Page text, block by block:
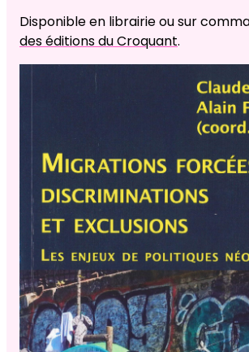
Disponible en librairie ou sur
des éditions du Croquant.